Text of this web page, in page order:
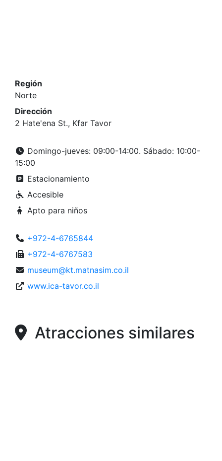
Región
Norte
Dirección
2 Hate'ena St., Kfar Tavor
Domingo-jueves: 09:00-14:00. Sábado: 10:00-
15:00
Estacionamiento
Accesible
Apto para niños
+972-4-6765844
+972-4-6767583
museum@kt.matnasim.co.il
www.ica-tavor.co.il
Atracciones similares